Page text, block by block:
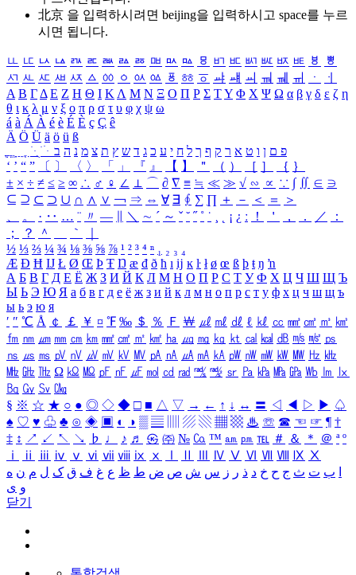
北京 을 입력하시려면 beijing을 입력하시고 space를 누르
시면 됩니다.
ㅥ ㅦ ㅧ ㅨ ㅩ ㅪ ㅫ ㅬ ㅭ ㅮ ㅯ ㅰ ㅱ ㅲ ㅳ ㅴ ㅵ ㅶ ㅷ ㅸ
ㅹ
ㅺ ㅻ ㅼ ㅽ ㅾ ㅿ ㆀ ㆁ ㆂ ㆃ ㆄ ㆅ ㆆ ㆇ ㆈ ㆉ ㆊ ㆋ ㆌ ㆍ
ㆎ
Α Β ΓΔ Ε Ζ Η Θ Ι ΚΛ Μ Ν Ξ Ο Π Ρ Σ ΤΥ Φ Χ Ψ Ω α β γ δ ε ζ η
θ ι κ λ μ ν ξ ο π ρ σ τ υ φ χ ψ ω
á à Á À é è É È ç Ç ê
Ä Ö Ü ä ö ü ß
ִֶֹ ֻּ ׁׂ פ ם ן ו ט א ר ק ף ך ל ח י ע כ ג ד ש ץ ת צ מ נ ה ב
‘ ’ “ ” 〔 〕 〈 〉 「 」 『 』 【 】 ＂ （ ） ［ ］ ｛ ｝
± × ÷ ≠ ≤ ≥ ∞ ∴ ♂ ♀ ∠ ⊥ ⌒ ∂ ∇ ≡ ≒ ≪ ≫ √ ∽ ∝ ∵ ∫ ∬ ∈ ∋
⊆ ⊇ ⊂ ⊃ ∪ ∩ ∧ ∨ ￢ ⇒ ⇔ ∀ ∃ ∮ ∑ ∏ ＋ － ＜ ＝
＞
、
。 · ‥ … ¨ 〃 ― ＼ ∼ ´ ～ ˇ ˘ ˝ ˚ ˙ ¸ ¡ ¿ ː ！ ＇ ， ． ／
：
；
？ ＾ ｀
½ ⅓ ⅔ ¼ ¾ ⅛ ⅜ ⅝ ⅞ ¹ ² ³ ⁴ ⁿ ₁ ₂ ₃ ₄
Æ Ð Ħ Ĳ Ł Ø Œ Þ Ŧ Ŋ æ đ ð ħ ı ĳ ĸ ŀ ł ø œ ß þ ŧ ŋ ŉ
А Б В Г Д Е Ё Ж З И Й К Л М Н О П Р С Т У Ф Х Ц Ч Ш Щ Ъ
Ы Ь Э Ю Я а б в г д е ё ж з и й к л м н о п р с т у ф х ц ч ш щ ъ
ы ь э ю я
′ ″ ℃ Å ￠ ￡ ￥ ¤ ℉ ‰ ＄ ％ Ｆ ￦ ㎕ ㎖ ㎗ ℓ ㎘ ㏄ ㎣ ㎤ ㎥ ㎦
㎙ ㎚ ㎛ ㎜ ㎝ ㎞ ㎟ ㎠ ㎡ ㎢ ㏊ ㎍ ㎎ ㎏ ㏏ ㎈ ㎉ ㏈ ㎧ ㎨ ㎰
㎱ ㎲ ㎳ ㎴ ㎵ ㎶ ㎷ ㎸ ㎹ ㎀ ㎁ ㎂ ㎃ ㎄ ㎺ ㎻ ㎽ ㎾ ㎿ ㎐ ㎑
㎒ ㎓ ㎔ Ω ㏀ ㏁ ㎊ ㎋ ㎌ ㏖ ㏅ ㎭ ㎮ ㎯ ㏛ ㎩ ㎪ ㎫ ㎬ ㏝ ㏐
㏓
㏃ ㏉ ㏜ ㏆
§ ※ ☆ ★ ○ ● ◎ ◇ ◆ □ ■ △ ▽ → ← ↑ ↓ ↔ 〓 ◁ ◀ ▷ ▶ ♤
♠ ♡ ♥ ♧ ♣ ⊙ ◈ ▣ ◐ ◑ ▒ ▤ ▨ ▧ ▦ ▩ ♨ ☏ ☎ ☜ ☞ ¶ †
‡ ↕ ↗ ↙ ↖ ↘ ♭ ♩ ♪ ♬ ㉿ ㈜ № ㏇ ™ ㏂ ㏘ ℡ ＃ ＆ ＊ ＠ ª º
ⅰ
ⅱ ⅲ ⅳ ⅴ ⅵ ⅶ ⅷ ⅸ ⅹ Ⅳ Ⅴ Ⅵ Ⅶ Ⅷ Ⅸ Ⅹ
ب ت ث ج ح خ د ذ ر ز س ش ص ض ط ظ ع غ ف ق ک ل م ن ه
و ی
닫기